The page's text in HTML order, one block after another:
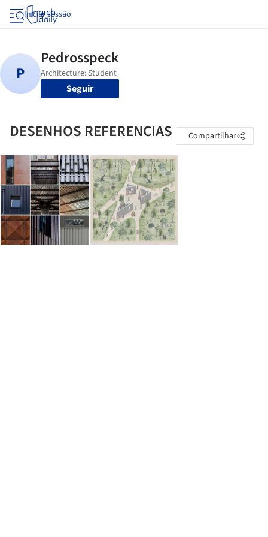
Iniciar sessão
Seguir
DESENHOS REFERENCIAS Compartilhar